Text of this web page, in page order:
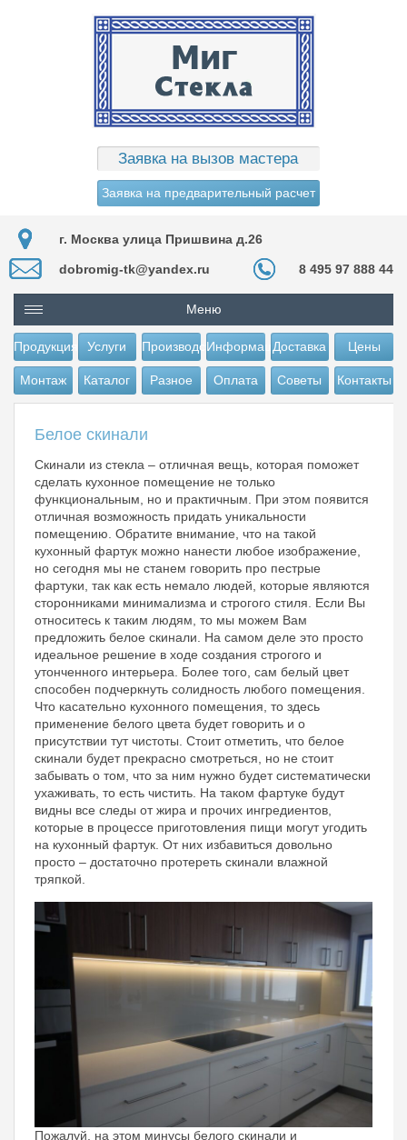
Заявка на вызов мастера
Заявка на предварительный расчет
г. Москва улица Пришвина д.26
dobromig-tk@yandex.ru 8 495 97 888 44
Меню
Продукция Услуги ПроизводствоИнформацияДоставка Цены
Монтаж Каталог Разное Оплата Советы Контакты
Белое скинали
Скинали из стекла – отличная вещь, которая поможет
сделать кухонное помещение не только
функциональным, но и практичным. При этом появится
отличная возможность придать уникальности
помещению. Обратите внимание, что на такой
кухонный фартук можно нанести любое изображение,
но сегодня мы не станем говорить про пестрые
фартуки, так как есть немало людей, которые являются
сторонниками минимализма и строгого стиля. Если Вы
относитесь к таким людям, то мы можем Вам
предложить белое скинали. На самом деле это просто
идеальное решение в ходе создания строгого и
утонченного интерьера. Более того, сам белый цвет
способен подчеркнуть солидность любого помещения.
Что касательно кухонного помещения, то здесь
применение белого цвета будет говорить и о
присутствии тут чистоты. Стоит отметить, что белое
скинали будет прекрасно смотреться, но не стоит
забывать о том, что за ним нужно будет систематически
ухаживать, то есть чистить. На таком фартуке будут
видны все следы от жира и прочих ингредиентов,
которые в процессе приготовления пищи могут угодить
на кухонный фартук. От них избавиться довольно
просто – достаточно протереть скинали влажной
тряпкой.
Пожалуй, на этом минусы белого скинали и